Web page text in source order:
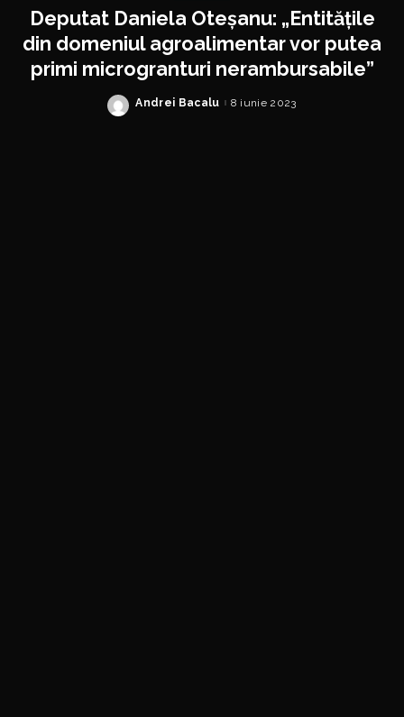
Deputat Daniela Oteșanu: „Entitățile
din domeniul agroalimentar vor putea
primi microgranturi nerambursabile”
Posted
Andrei Bacalu 8 iunie 2023